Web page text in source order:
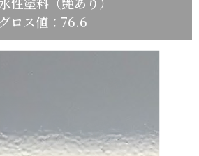
グロス値：76.6